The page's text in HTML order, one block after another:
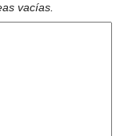
vacías.